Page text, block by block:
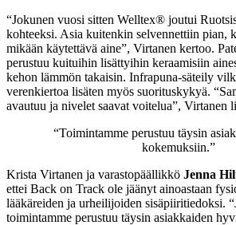
“Jokunen vuosi sitten Welltex® joutui
kohteeksi. Asia kuitenkin selvennettiin pian,
mikään käytettävä aine”, Virtanen kertoo.
perustuu kuituihin lisättyihin keraamisiin
kehon lämmön takaisin. Infrapuna-säteily
verenkiertoa lisäten myös suorituskykyä.
avautuu ja nivelet saavat voitelua”, Virtanen
“Toimintamme perustuu täysin
kokemuksiin.”
Krista Virtanen ja varastopäällikkö Jenna
ettei Back on Track ole jäänyt ainoastaan
lääkäreiden ja urheilijoiden sisäpiiritiedoksi.
toimintamme perustuu täysin asiakkaiden